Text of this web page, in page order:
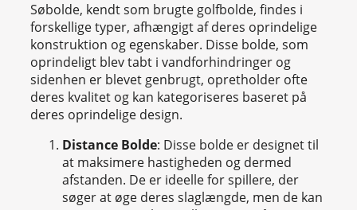
Søbolde, kendt som brugte golfbolde, findes i
forskellige typer, afhængigt af deres oprindelige
konstruktion og egenskaber. Disse bolde, som
oprindeligt blev tabt i vandforhindringer og
sidenhen er blevet genbrugt, opretholder ofte
deres kvalitet og kan kategoriseres baseret på
deres oprindelige design.
Distance Bolde: Disse bolde er designet til
at maksimere hastigheden og dermed
afstanden. De er ideelle for spillere, der
søger at øge deres slaglængde, men de kan